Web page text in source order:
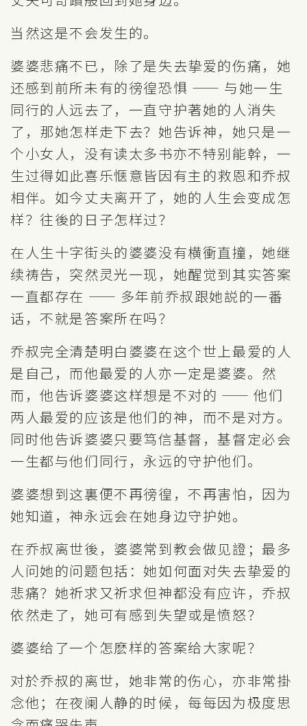
当然这是不会发生的。
婆婆悲痛不已，除了是失去挚爱的伤痛，她
还感到前所未有的徬徨恐惧 —— 与她一生
同行的人远去了，一直守护著她的人消失
了，那她怎样走下去？她告诉神，她只是一
个小女人，没有读太多书亦不特别能幹，一
生过得如此喜乐惬意皆因有主的救恩和乔叔
相伴。如今丈夫离开了，她的人生会变成怎
样？往後的日子怎样过？
在人生十字街头的婆婆没有横衝直撞，她继
续祷告，突然灵光一现，她醒觉到其实答案
一直都存在 —— 多年前乔叔跟她説的一番
话，不就是答案所在吗？
乔叔完全清楚明白婆婆在这个世上最爱的人
是自己，而他最爱的人亦一定是婆婆。然
而，他告诉婆婆这样想是不对的 —— 他们
两人最爱的应该是他们的神，而不是对方。
同时他告诉婆婆只要笃信基督，基督定必会
一生都与他们同行，永远的守护他们。
婆婆想到这裏便不再徬徨，不再害怕，因为
她知道，神永远会在她身边守护她。
在乔叔离世後，婆婆常到教会做见證；最多
人问她的问题包括：她如何面对失去挚爱的
悲痛？她祈求又祈求但神都没有应许，乔叔
依然走了，她可有感到失望或是愤怒？
婆婆给了一个怎麽样的答案给大家呢？
对於乔叔的离世，她非常的伤心，亦非常掛
念他；在夜阑人静的时候，每每因为极度思